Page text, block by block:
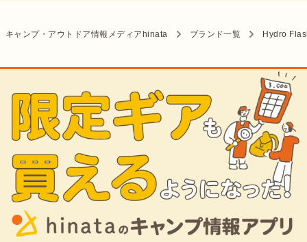
キャンプ・アウトドア情報メディアhinata ブランド一覧 Hydro